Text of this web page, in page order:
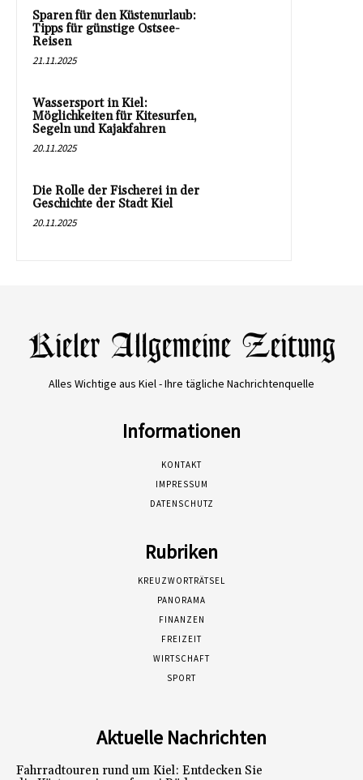
Sparen für den Küstenurlaub:
Tipps für günstige Ostsee-
Reisen
21.11.2025
Wassersport in Kiel:
Möglichkeiten für Kitesurfen,
Segeln und Kajakfahren
20.11.2025
Die Rolle der Fischerei in der
Geschichte der Stadt Kiel
20.11.2025
Alles Wichtige aus Kiel - Ihre tägliche Nachrichtenquelle
Informationen
KONTAKT
IMPRESSUM
DATENSCHUTZ
Rubriken
KREUZWORTRÄTSEL
PANORAMA
FINANZEN
FREIZEIT
WIRTSCHAFT
SPORT
Aktuelle Nachrichten
Fahrradtouren rund um Kiel: Entdecken Sie